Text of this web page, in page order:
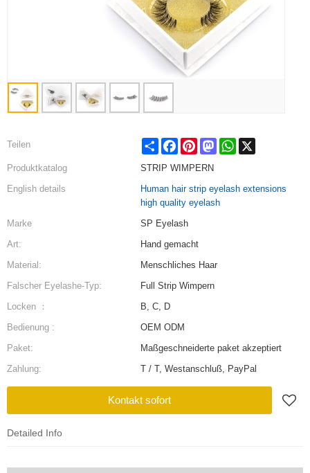
Teilen Share FacebookPinterestMastodonWhatsApp
Produktkatalog
STRIP WIMPERN
English details
Human hair strip eyelash extensions
high quality eyelash
Marke
SP Eyelash
Art:
Hand gemacht
Material:
Menschliches Haar
Falscher Eyelashe-Typ:
Full Strip Wimpern
Locken ：
B, C, D
Bedienung :
OEM ODM
Paket:
Maßgeschneiderte paket akzeptiert
Zahlung:
T / T, Westanschluß, PayPal
Kontakt sofort
Detailed Info